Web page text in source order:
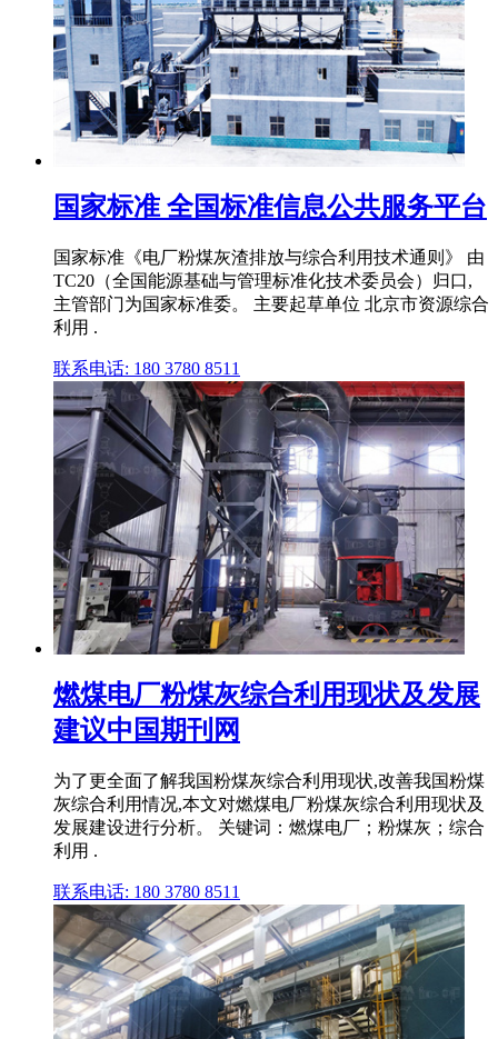
国家标准 全国标准信息公共服务平台
国家标准《电厂粉煤灰渣排放与综合利用技术通则》 由
TC20（全国能源基础与管理标准化技术委员会）归口,
主管部门为国家标准委。 主要起草单位 北京市资源综合
利用 .
联系电话: 180 3780 8511
燃煤电厂粉煤灰综合利用现状及发展
建议中国期刊网
为了更全面了解我国粉煤灰综合利用现状,改善我国粉煤
灰综合利用情况,本文对燃煤电厂粉煤灰综合利用现状及
发展建设进行分析。 关键词：燃煤电厂；粉煤灰；综合
利用 .
联系电话: 180 3780 8511